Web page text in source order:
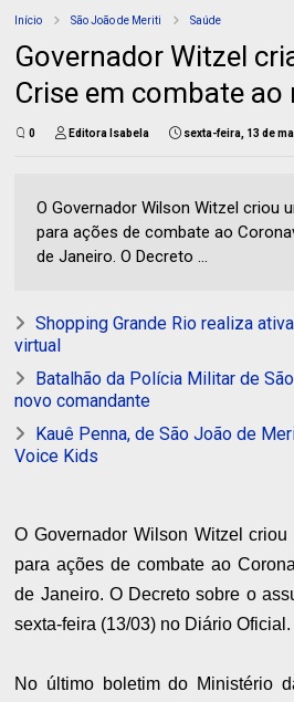
Início São João de Meriti Saúde
Governador Witzel
Crise em combate ao
0 Editora Isabela sexta-feira, 13 de
O Governador Wilson Witzel criou
para ações de combate ao
de Janeiro. O Decreto ...
Shopping Grande Rio realiza
virtual
Batalhão da Polícia Militar de
novo comandante
Kauê Penna, de São João de
Voice Kids
O Governador Wilson Witzel
para ações de combate ao
de Janeiro. O Decreto sobre o
sexta-feira (13/03) no Diário Oficial.
No último boletim do Ministério